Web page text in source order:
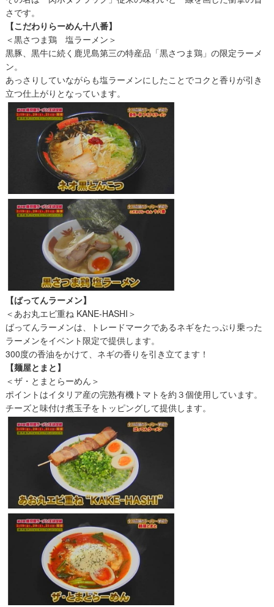
さです。
【こだわりらーめん十八番】
＜黒さつま鶏 塩ラーメン＞
黒豚、黒牛に続く鹿児島第三の特産品「黒さつま鶏」の限定ラーメ
ン。
あっさりしていながらも塩ラーメンにしたことでコクと香りが引き
立つ仕上がりとなっています。
【ばってんラーメン】
＜あお丸エビ重ね KANE-HASHI＞
ばってんラーメンは、トレードマークであるネギをたっぷり乗った
ラーメンをイベント限定で提供します。
300度の香油をかけて、ネギの香りを引き立てます！
【麺屋とまと】
＜ザ・とまとらーめん＞
ポイントはイタリア産の完熟有機トマトを約３個使用しています。
チーズと味付け煮玉子をトッピングして提供します。